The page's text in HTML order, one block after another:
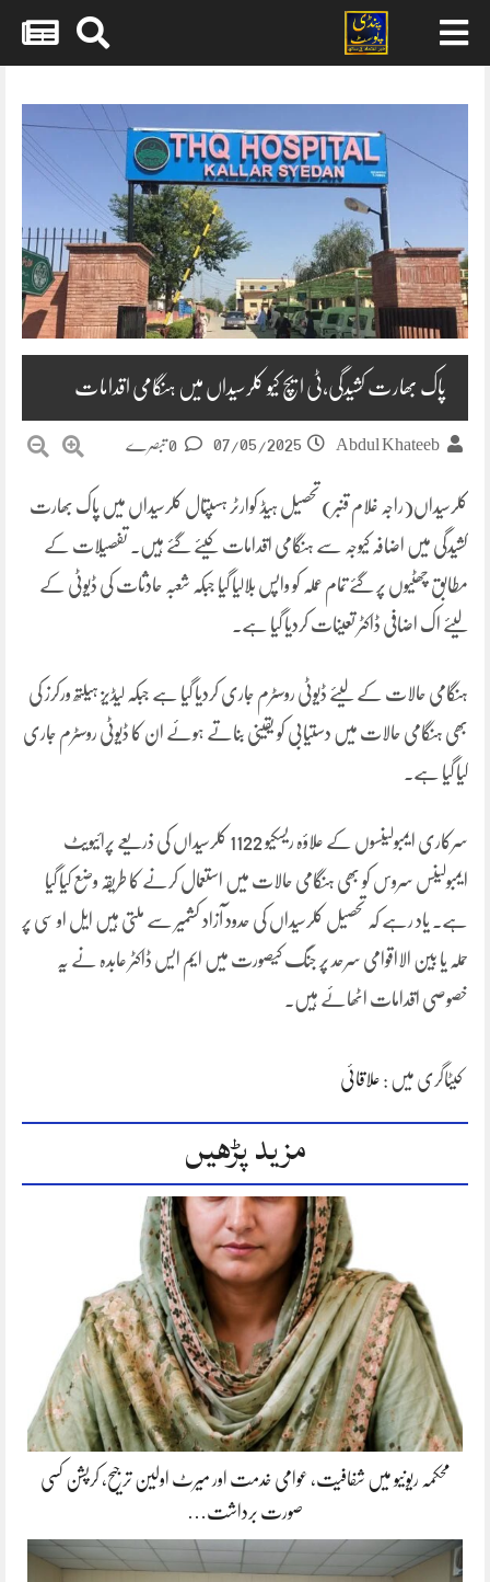
content
پاک بھارت کشیدگی،ٹی ایچ کیو کلرسیداں میں ہنگامی اقدامات
Abdul Khateeb
07/05/2025
کلرسیداں(راجہ غلام قنبر) تحصیل ہیڈ کوارٹر ہسپتال کلرسیداں میں پاک بھارت
کشیدگی میں اضافہ کیوجہ سے ہنگامی اقدامات کیئے گئے ہیں۔ تفصیلات کے
مطابق چھٹیوں پر گئے تمام عملہ کو واپس بلالیا گیا جبکہ شعبہ حادثات کی ڈیوٹی کے
لیئے اک اضافی ڈاکٹر تعینات کردیا گیا ہے۔
ہنگامی حالات کے لیئے ڈیوٹی روسٹرم جاری کردیا گیا ہے جبکہ لیڈیز ہیلتھ ورکرز کی
بھی ہنگامی حالات میں دستیابی کو یقینی بناتے ہوئے ان کا ڈیوٹی روسٹرم جاری
کیا گیا ہے۔
سرکاری ایمبولینسوں کے علاؤہ ریسکیو 1122 کلرسیداں کی ذریعے پرائیویٹ
ایمبولینس سروس کو بھی ہنگامی حالات میں استعمال کرنے کا طریقہ وضع کیا گیا
ہے۔ یاد رہے کہ تحصیل کلرسیداں کی حدود آزاد کشمیر سے ملتی ہیں ایل او سی پر
حملہ یا بین الااقوامی سرحد پر جنگ کیصورت میں ایم ایس ڈاکٹر عابدہ نے یہ
خصوصی اقدامات اٹھائے ہیں۔
کیٹاگری میں : علاقائی
مزید پڑھیں
محکمہ ریونیو میں شفافیت، عوامی خدمت اور میرٹ اولین ترجیح، کرپشن کسی
صورت برداشت…